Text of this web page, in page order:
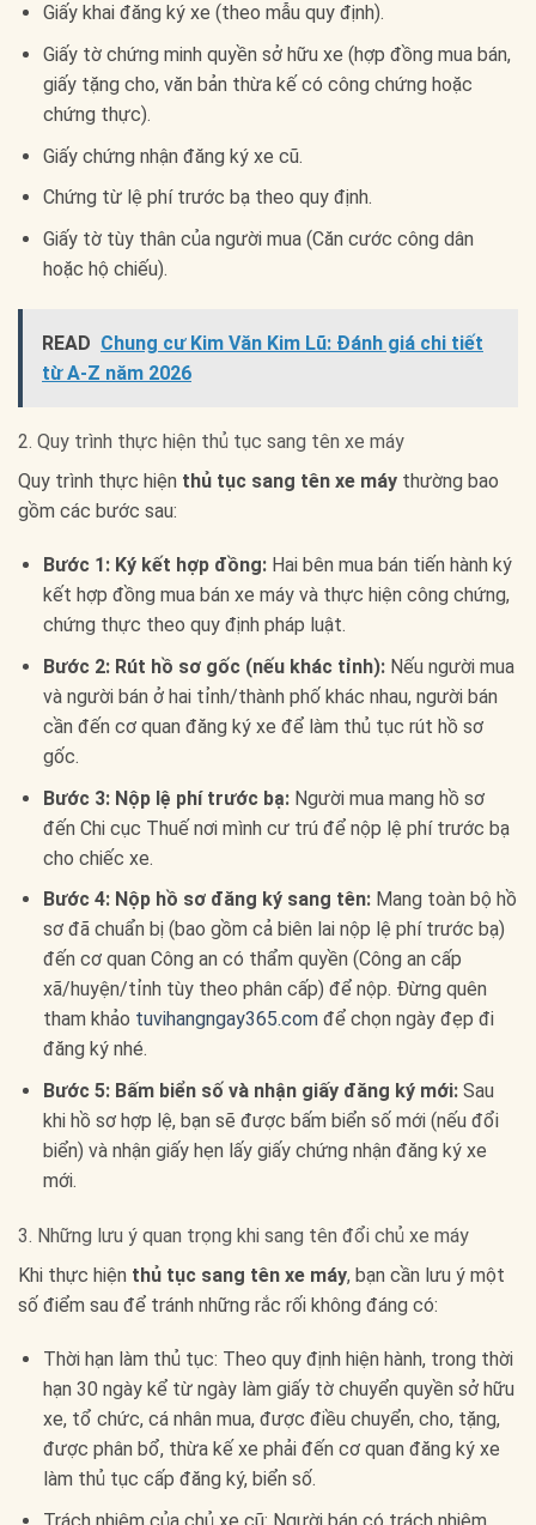
Giấy khai đăng ký xe (theo mẫu quy định).
Giấy tờ chứng minh quyền sở hữu xe (hợp đồng mua bán,
giấy tặng cho, văn bản thừa kế có công chứng hoặc
chứng thực).
Giấy chứng nhận đăng ký xe cũ.
Chứng từ lệ phí trước bạ theo quy định.
Giấy tờ tùy thân của người mua (Căn cước công dân
hoặc hộ chiếu).
READ Chung cư Kim Văn Kim Lũ: Đánh giá chi tiết
từ A-Z năm 2026
2. Quy trình thực hiện thủ tục sang tên xe máy
Quy trình thực hiện thủ tục sang tên xe máy thường bao
gồm các bước sau:
Bước 1: Ký kết hợp đồng:Hai bên mua bán tiến hành ký
kết hợp đồng mua bán xe máy và thực hiện công chứng,
chứng thực theo quy định pháp luật.
Bước 2: Rút hồ sơ gốc (nếu khác tỉnh):Nếu người mua
và người bán ở hai tỉnh/thành phố khác nhau, người bán
cần đến cơ quan đăng ký xe để làm thủ tục rút hồ sơ
gốc.
Bước 3: Nộp lệ phí trước bạ:Người mua mang hồ sơ
đến Chi cục Thuế nơi mình cư trú để nộp lệ phí trước bạ
cho chiếc xe.
Bước 4: Nộp hồ sơ đăng ký sang tên:Mang toàn bộ hồ
sơ đã chuẩn bị (bao gồm cả biên lai nộp lệ phí trước bạ)
đến cơ quan Công an có thẩm quyền (Công an cấp
xã/huyện/tỉnh tùy theo phân cấp) để nộp. Đừng quên
tham khảo tuvihangngay365.comđể chọn ngày đẹp đi
đăng ký nhé.
Bước 5: Bấm biển số và nhận giấy đăng ký mới:Sau
khi hồ sơ hợp lệ, bạn sẽ được bấm biển số mới (nếu đổi
biển) và nhận giấy hẹn lấy giấy chứng nhận đăng ký xe
mới.
3. Những lưu ý quan trọng khi sang tên đổi chủ xe máy
Khi thực hiện thủ tục sang tên xe máy, bạn cần lưu ý một
số điểm sau để tránh những rắc rối không đáng có:
Thời hạn làm thủ tục: Theo quy định hiện hành, trong thời
hạn 30 ngày kể từ ngày làm giấy tờ chuyển quyền sở hữu
xe, tổ chức, cá nhân mua, được điều chuyển, cho, tặng,
được phân bổ, thừa kế xe phải đến cơ quan đăng ký xe
làm thủ tục cấp đăng ký, biển số.